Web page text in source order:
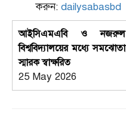
করুন: dailysabasbd
আইসিএমএবি ও নজরুল
বিশ্ববিদ্যালয়ের মধ্যে সমঝোতা
স্মারক স্বাক্ষরিত
25 May 2026